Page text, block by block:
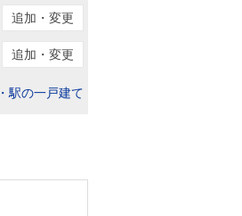
ちコラム）
ちコラム）
追加・変更
追加・変更
駅の一戸建て